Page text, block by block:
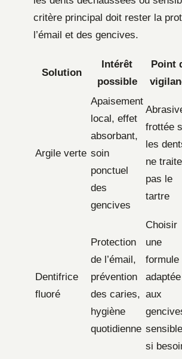
critère principal doit rester la
l’émail et des gencives.
Solution
Intérêt
possible
Point
Argile verte
Apaisement
local, effet
absorbant,
soin
ponctuel
des
gencives
frottée
les
ne traite
pas le
tartre
Dentifrice
fluoré
Protection
de l’émail,
prévention
des caries,
hygiène
quotidienne
Choisir
une
formule
adaptée
aux
si